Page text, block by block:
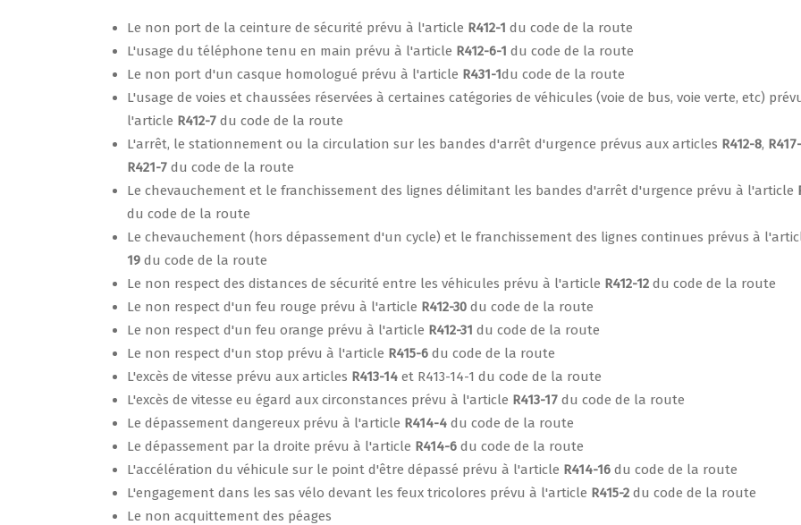
Le non port de la ceinture de sécurité prévu à l'article R412-1 du code de la route
L'usage du téléphone tenu en main prévu à l'article R412-6-1 du code de la route
Le non port d'un casque homologué prévu à l'article R431-1du code de la route
L'usage de voies et chaussées réservées à certaines catégories de véhicules (voie de bus, voie verte, etc)
l'article R412-7 du code de la route
L'arrêt, le stationnement ou la circulation sur les bandes d'arrêt d'urgence prévus aux articles R412-8,
R421-7 du code de la route
Le chevauchement et le franchissement des lignes délimitant les bandes d'arrêt d'urgence prévu à l'article
du code de la route
Le chevauchement (hors dépassement d'un cycle) et le franchissement des lignes continues prévus à
19 du code de la route
Le non respect des distances de sécurité entre les véhicules prévu à l'article R412-12 du code de la route
Le non respect d'un feu rouge prévu à l'article R412-30 du code de la route
Le non respect d'un feu orange prévu à l'article R412-31 du code de la route
Le non respect d'un stop prévu à l'article R415-6 du code de la route
L'excès de vitesse prévu aux articles R413-14 et R413-14-1 du code de la route
L'excès de vitesse eu égard aux circonstances prévu à l'article R413-17 du code de la route
Le dépassement dangereux prévu à l'article R414-4 du code de la route
Le dépassement par la droite prévu à l'article R414-6 du code de la route
L'accélération du véhicule sur le point d'être dépassé prévu à l'article R414-16 du code de la route
L'engagement dans les sas vélo devant les feux tricolores prévu à l'article R415-2 du code de la route
Le non acquittement des péages